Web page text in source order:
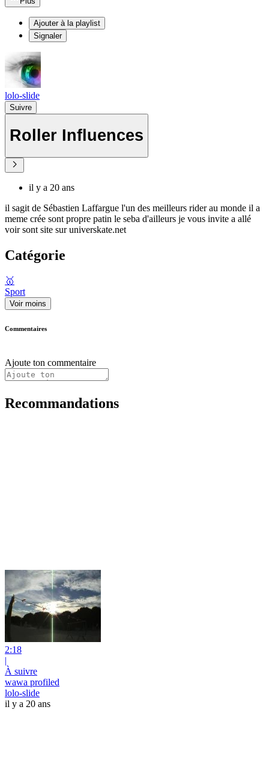
Ajouter à la playlist
Signaler
lolo-slide
Suivre
Roller Influences
il y a 20 ans
il sagit de Sébastien Laffargue l'un des meilleurs rider au monde il a
meme crée sont propre patin le seba d'ailleurs je vous invite a allé
voir sont site sur universkate.net
Catégorie
🥇
Sport
Voir moins
Commentaires
Ajoute ton commentaire
Recommandations
2:18
|
À suivre
wawa profiled
lolo-slide
il y a 20 ans